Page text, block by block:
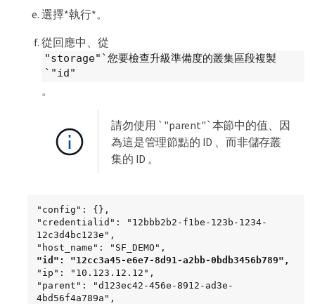
選擇*執行*。
從回應中、從
"storage"`您要檢查升級準備度的叢集區段複製
`"id"
。
請勿使用 `"parent"`本節中的值、因
為這是管理節點的 ID 、而非儲存叢
集的 ID 。
"config": {},
"credentialid": "12bbb2b2-f1be-123b-1234-
12c3d4bc123e",
"id": "12cc3a45-e6e7-8d91-a2bb-0bdb3456b789",
"ip": "10.123.12.12",
"parent": "d123ec42-456e-8912-ad3e-
4bd56f4a789a",